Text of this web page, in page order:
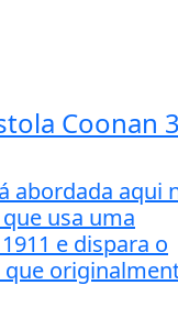
Coonan
abordada aqui
usa uma
e dispara o